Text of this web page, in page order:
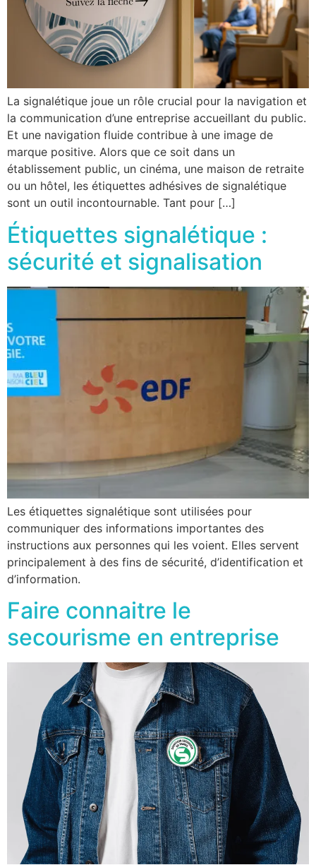
La signalétique joue un rôle crucial pour la navigation et
la communication d’une entreprise accueillant du public.
Et une navigation fluide contribue à une image de
marque positive. Alors que ce soit dans un
établissement public, un cinéma, une maison de retraite
ou un hôtel, les étiquettes adhésives de signalétique
sont un outil incontournable. Tant pour […]
Étiquettes signalétique :
sécurité et signalisation
Les étiquettes signalétique sont utilisées pour
communiquer des informations importantes des
instructions aux personnes qui les voient. Elles servent
principalement à des fins de sécurité, d’identification et
d’information.
Faire connaitre le
secourisme en entreprise